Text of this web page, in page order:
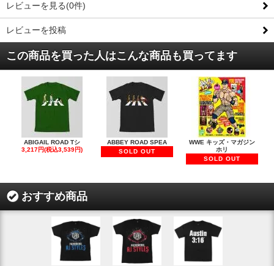
レビューを見る(0件)
レビューを投稿
この商品を買った人はこんな商品も買ってます
ABIGAIL ROAD Tシ
3,217円(税込3,539円)
ABBEY ROAD SPEA
SOLD OUT
WWE キッズ・マガジン
ホリ
SOLD OUT
おすすめ商品